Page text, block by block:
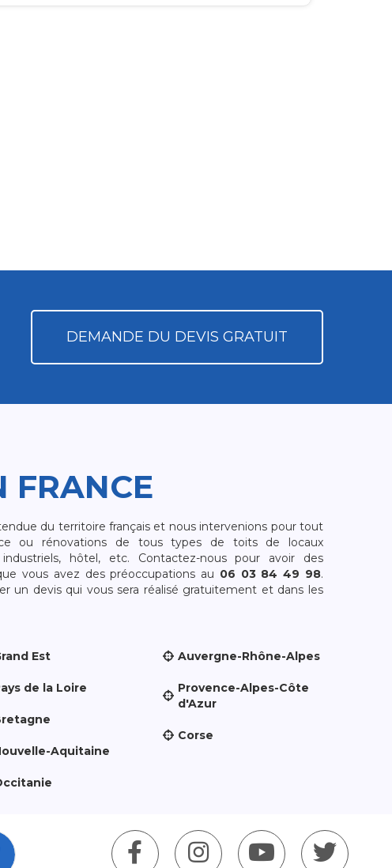
DEMANDE DU DEVIS GRATUIT
FRANCE
du territoire français et nous intervenions pour tout
ou rénovations de tous types de toits de locaux
hôtel, etc. Contactez-nous pour avoir des
vous avez des préoccupations au 06 03 84 49 98.
un devis qui vous sera réalisé gratuitement et dans les
Est
de la Loire
Aquitaine
Auvergne-Rhône-Alpes
Provence-Alpes-Côte
d'Azur
Corse